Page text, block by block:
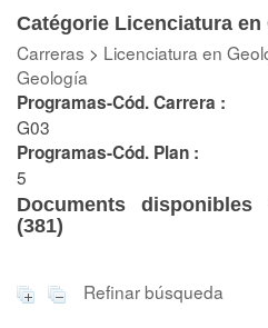
Catégorie Licenciatura en
Carreras > Licenciatura en
Geología
Programas-Cód. Carrera :
G03
Programas-Cód. Plan :
5
Documents
(381)
Refinar búsqueda